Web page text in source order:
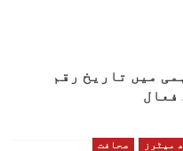
میں تاریخ رقم
فعال
میٹرز صحافت